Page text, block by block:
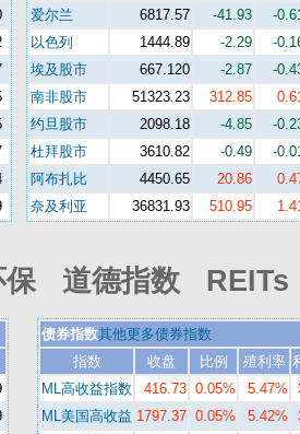
爱尔兰
6817.57 -41.93 -
以色列
1444.89 -2.29 -
埃及股市
667.120 -2.87 -
南非股市
51323.23 312.85
约旦股市
2098.18 -4.85 -
杜拜股市
3610.82 -0.49 -
阿布扎比
4450.65 20.86
奈及利亚
36831.93 510.95
道德指数 REITs
债券指数其他更多债券指数
指数
收盘 比例 殖利率
ML高收益指数
416.73 0.05% 5.47%
ML美国高收益 1797.37 0.05% 5.42%